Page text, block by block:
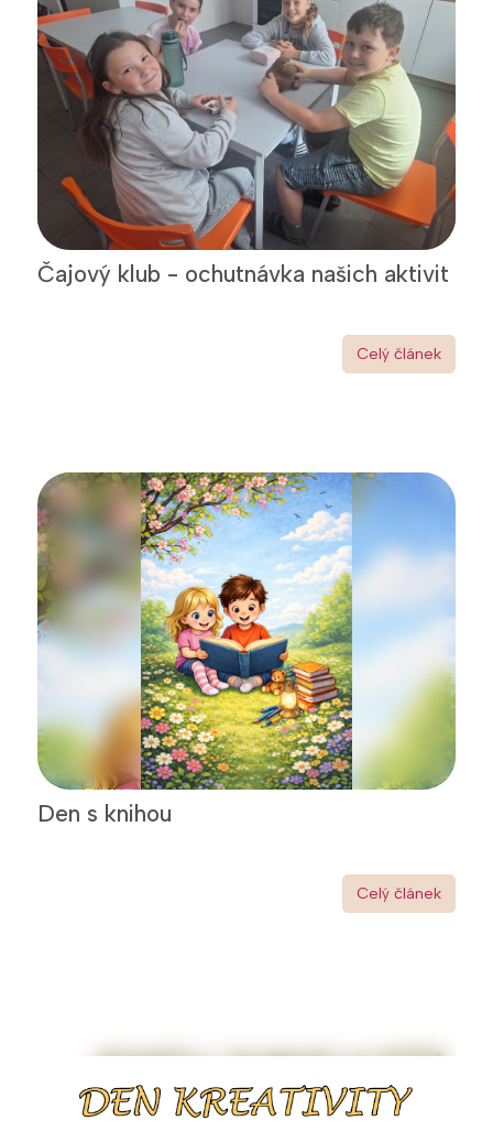
Čajový klub - ochutnávka našich aktivit
Celý článek
Den s knihou
Celý článek